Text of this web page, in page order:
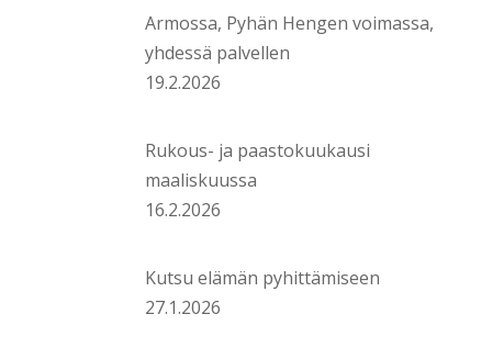
Armossa, Pyhän Hengen voimassa,
yhdessä palvellen
19.2.2026
Rukous- ja paastokuukausi
maaliskuussa
16.2.2026
Kutsu elämän pyhittämiseen
27.1.2026